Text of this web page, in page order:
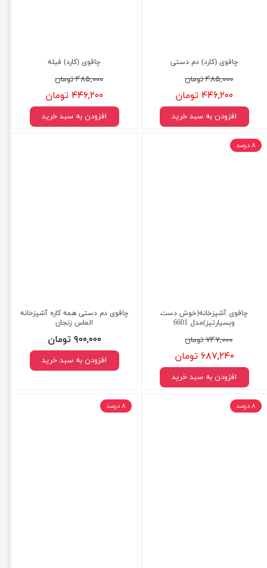
چاقوی (کارد) دم دستی
۴۸۵,۰۰۰ تومان
۴۴۶,۲۰۰ تومان
افزودن به سبد خرید
چاقوی (کارد) فیله
۴۸۵,۰۰۰ تومان
۴۴۶,۲۰۰ تومان
افزودن به سبد خرید
چاقوی آشپزخانه(خوش دست
وبسیارتیز)مدل 6601
۷۴۷,۰۰۰ تومان
۶۸۷,۲۴۰ تومان
افزودن به سبد خرید
۸ درصد
چاقوی دم دستی همه کاره آشپزخانه
الماس زنجان
۹۰۰,۰۰۰ تومان
افزودن به سبد خرید
۸ درصد ۸ درصد